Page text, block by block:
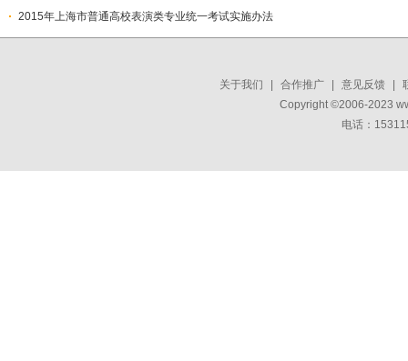
2015年上海市普通高校表演类专业统一考试实施办法
关于我们 合作推广 意见反馈
Copyright ©2006-2023
电话：